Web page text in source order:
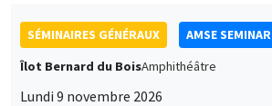
SÉMINAIRES GÉNÉRAUX
AMSE SEMINAR
Îlot Bernard du BoisAmphithéâtre
Lundi 9 novembre 2026